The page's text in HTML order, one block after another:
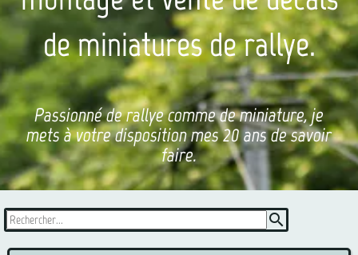
de miniatures de rallye.
Passionné de rallye comme de miniature, je
mets à votre disposition mes 20 ans de savoir
faire.
search